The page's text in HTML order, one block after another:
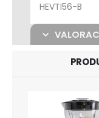
HEVTI56-B